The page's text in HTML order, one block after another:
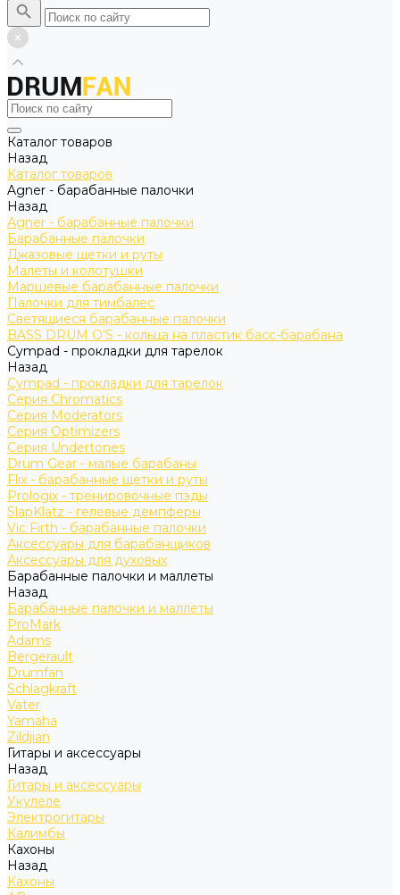
Каталог товаров
Назад
Каталог товаров
Agner - барабанные палочки
Назад
Agner - барабанные палочки
Барабанные палочки
Джазовые щетки и руты
Малеты и колотушки
Маршевые барабанные палочки
Палочки для тимбалес
Светящиеся барабанные палочки
BASS DRUM O’S - кольца на пластик басс-барабана
Cympad - прокладки для тарелок
Назад
Cympad - прокладки для тарелок
Серия Chromatics
Серия Moderators
Серия Optimizers
Серия Undertones
Drum Gear - малые барабаны
Flix - барабанные щетки и руты
Prologix - тренировочные пэды
SlapKlatz - гелевые демпферы
Vic Firth - барабанные палочки
Аксессуары для барабанщиков
Аксессуары для духовых
Барабанные палочки и маллеты
Назад
Барабанные палочки и маллеты
ProMark
Adams
Bergerault
Drumfan
Schlagkraft
Vater
Yamaha
Zildjian
Гитары и аксессуары
Назад
Гитары и аксессуары
Укулеле
Электрогитары
Калимбы
Кахоны
Назад
Кахоны